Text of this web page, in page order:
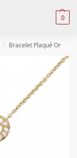
0
/ Bracelet Plaqué Or